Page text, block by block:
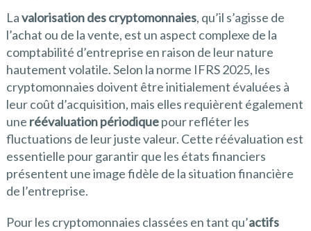
Lavalorisation des cryptomonnaies, qu’il s’agisse de
l’achat ou de la vente, est un aspect complexe de la
comptabilité d’entreprise en raison de leur nature
hautement volatile. Selon la norme IFRS 2025, les
cryptomonnaies doivent être initialement évaluées à
leur coût d’acquisition, mais elles requièrent également
une réévaluation périodiquepour refléter les
fluctuations de leur juste valeur. Cette réévaluation est
essentielle pour garantir que les états financiers
présentent une image fidèle de la situation financière
de l’entreprise.
Pour les cryptomonnaies classées en tant qu’actifs